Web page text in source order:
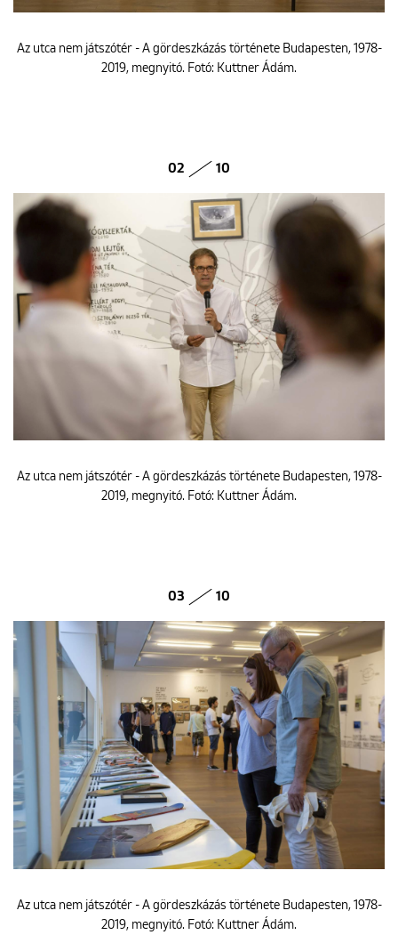
Az utca nem játszótér - A gördeszkázás története Budapesten, 1978-
2019, megnyitó. Fotó: Kuttner Ádám.
02 10
Az utca nem játszótér - A gördeszkázás története Budapesten, 1978-
2019, megnyitó. Fotó: Kuttner Ádám.
03 10
Az utca nem játszótér - A gördeszkázás története Budapesten, 1978-
2019, megnyitó. Fotó: Kuttner Ádám.